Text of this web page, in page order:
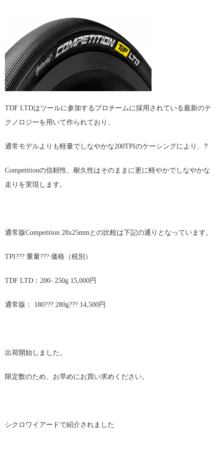
TDF LTDはツールに参加するプロチームに採用されている最新のテ
クノロジーを用いて作られており、
通常モデルよりも軽量でしなやかな200TPIのケーシングにより、 ?
Competitionの信頼性、耐久性はそのままに更に軽やかでしなやかな
走りを実現します。
通常版Competition 28x25mmとの比較は下記の通りとなっています。
TPI??? 重量??? 価格（税別）
TDF LTD：200- 250g 15,000円
通常版： 180??? 280g??? 14,500円
出荷開始しました。
限定数のため、お早めにお買い求めください。
シクロワイアードで紹介されました